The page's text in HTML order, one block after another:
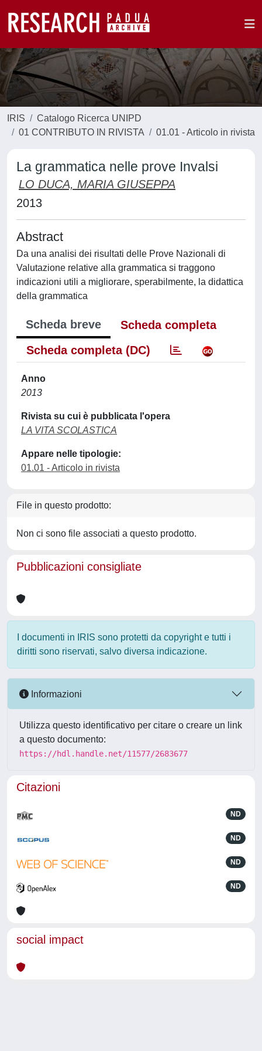
IRIS
Catalogo Ricerca UNIPD
01 CONTRIBUTO IN RIVISTA
01.01 - Articolo in rivista
La grammatica nelle prove Invalsi
LO DUCA, MARIA GIUSEPPA
2013
Abstract
Da una analisi dei risultati delle Prove Nazionali di
Valutazione relative alla grammatica si traggono
indicazioni utili a migliorare, sperabilmente, la didattica
della grammatica
Scheda breve
Scheda completa
Scheda completa (DC)
Anno
2013
Rivista su cui è pubblicata l'opera
LA VITA SCOLASTICA
Appare nelle tipologie:
01.01 - Articolo in rivista
File in questo prodotto:
Non ci sono file associati a questo prodotto.
Pubblicazioni consigliate
I documenti in IRIS sono protetti da copyright e tutti i
diritti sono riservati, salvo diversa indicazione.
Informazioni
Utilizza questo identificativo per citare o creare un link
a questo documento:
https://hdl.handle.net/11577/2683677
Citazioni
ND
ND
ND
ND
social impact